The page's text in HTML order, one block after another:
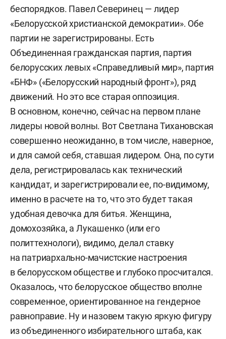
беспорядков. Павел Северинец — лидер
«Белорусской христианской демократии». Обе
партии не зарегистрированы. Есть
Объединенная гражданская партия, партия
белорусских левых «Справедливый мир», партия
«БНФ» («Белорусский народный фронт»), ряд
движений. Но это все старая оппозиция.
В основном, конечно, сейчас на первом плане
лидеры новой волны. Вот Светлана Тихановская
совершенно неожиданно, в том числе, наверное,
и для самой себя, ставшая лидером. Она, по сути
дела, регистрировалась как технический
кандидат, и зарегистрировали ее, по-видимому,
именно в расчете на то, что это будет такая
удобная девочка для битья. Женщина,
домохозяйка, а Лукашенко (или его
политтехнологи), видимо, делал ставку
на патриархально-мачистские настроения
в белорусском обществе и глубоко просчитался.
Оказалось, что белорусское общество вполне
современное, ориентированное на гендерное
равноправие. Ну и назовем такую яркую фигуру
из объединенного избирательного штаба, как